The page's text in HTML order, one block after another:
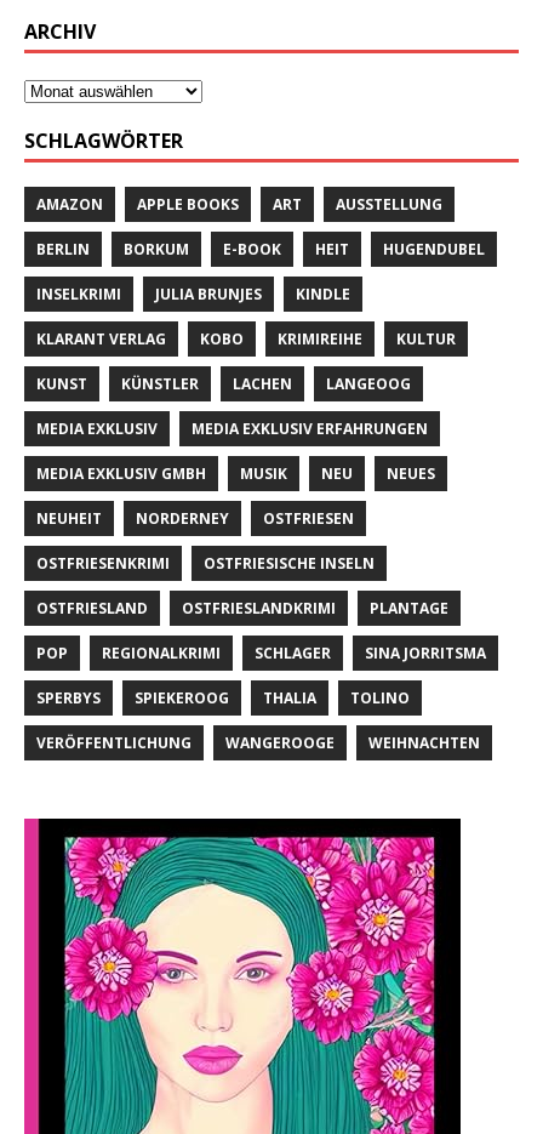
ARCHIV
SCHLAGWÖRTER
AMAZON APPLE BOOKS ART AUSSTELLUNG
BERLIN BORKUM E-BOOK HEIT HUGENDUBEL
INSELKRIMI JULIA BRUNJES KINDLE
KLARANT VERLAG KOBO KRIMIREIHE KULTUR
KUNST KÜNSTLER LACHEN LANGEOOG
MEDIA EXKLUSIV MEDIA EXKLUSIV ERFAHRUNGEN
MEDIA EXKLUSIV GMBH MUSIK NEU NEUES
NEUHEIT NORDERNEY OSTFRIESEN
OSTFRIESENKRIMI OSTFRIESISCHE INSELN
OSTFRIESLAND OSTFRIESLANDKRIMI PLANTAGE
POP REGIONALKRIMI SCHLAGER SINA JORRITSMA
SPERBYS SPIEKEROOG THALIA TOLINO
VERÖFFENTLICHUNG WANGEROOGE WEIHNACHTEN